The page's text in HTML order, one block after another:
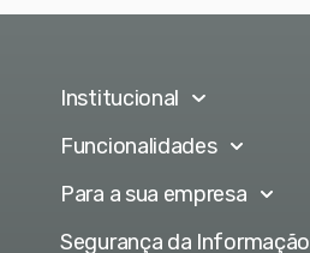
Institucional
Funcionalidades
Para a sua empresa
Segurança da Informação